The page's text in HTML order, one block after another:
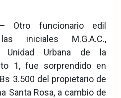
Otro funcionario edil
iniciales M.G.A.C.,
Unidad Urbana de la
1, fue sorprendido en
3.500 del propietario de
Santa Rosa, a cambio de